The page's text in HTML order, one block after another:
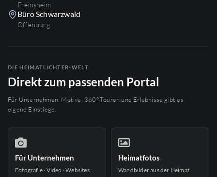
Freinsheim
Büro Schwarzwald
Offenburg
DIE HEIMATLICHTER-WELT
Direkt zum passenden Portal
Für Unternehmen, Motive, 360°-Touren und Erlebnisse gibt es
eigene Einstiege.
Für Unternehmen
Fotografie · Video · Websites
Heimatfotos
Wandbilder aus der Heimat